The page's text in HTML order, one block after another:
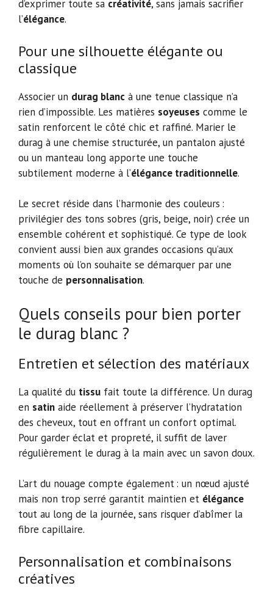
d’exprimer toute sa créativité, sans jamais sacrifier
l’élégance.
Pour une silhouette élégante ou
classique
Associer un durag blanc à une tenue classique n’a
rien d’impossible. Les matières soyeuses comme le
satin renforcent le côté chic et raffiné. Marier le
durag à une chemise structurée, un pantalon ajusté
ou un manteau long apporte une touche
subtilement moderne à l’élégance traditionnelle.
Le secret réside dans l’harmonie des couleurs :
privilégier des tons sobres (gris, beige, noir) crée un
ensemble cohérent et sophistiqué. Ce type de look
convient aussi bien aux grandes occasions qu’aux
moments où l’on souhaite se démarquer par une
touche de personnalisation.
Quels conseils pour bien porter
le durag blanc ?
Entretien et sélection des matériaux
La qualité du tissu fait toute la différence. Un durag
en satin aide réellement à préserver l’hydratation
des cheveux, tout en offrant un confort optimal.
Pour garder éclat et propreté, il suffit de laver
régulièrement le durag à la main avec un savon doux.
L’art du nouage compte également : un nœud ajusté
mais non trop serré garantit maintien et élégance
tout au long de la journée, sans risquer d’abîmer la
fibre capillaire.
Personnalisation et combinaisons
créatives